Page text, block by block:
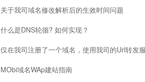
关于我司域名修改解析后的生效时间问题
什么是DNS轮循? 如何实现？
仅在我司注册了一个域名，使用我司的Url转发
MObi域名WAp建站指南